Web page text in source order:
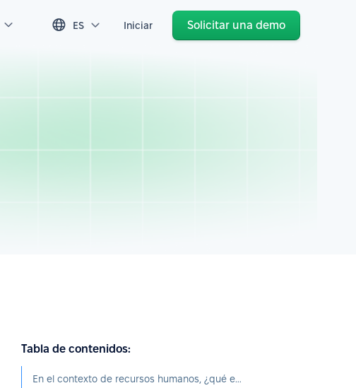
ES Iniciar Solicitar una demo
Tabla de contenidos:
En el contexto de recursos humanos, ¿qué es la compensación?